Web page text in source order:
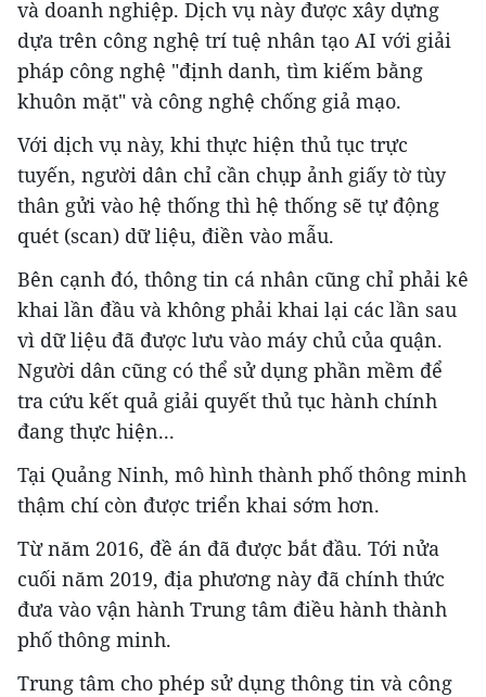
và doanh nghiệp. Dịch vụ này được xây dựng
dựa trên công nghệ trí tuệ nhân tạo AI với giải
pháp công nghệ "định danh, tìm kiếm bằng
khuôn mặt" và công nghệ chống giả mạo.
Với dịch vụ này, khi thực hiện thủ tục trực
tuyến, người dân chỉ cần chụp ảnh giấy tờ tùy
thân gửi vào hệ thống thì hệ thống sẽ tự động
quét (scan) dữ liệu, điền vào mẫu.
Bên cạnh đó, thông tin cá nhân cũng chỉ phải kê
khai lần đầu và không phải khai lại các lần sau
vì dữ liệu đã được lưu vào máy chủ của quận.
Người dân cũng có thể sử dụng phần mềm để
tra cứu kết quả giải quyết thủ tục hành chính
đang thực hiện...
Tại Quảng Ninh, mô hình thành phố thông minh
thậm chí còn được triển khai sớm hơn.
Từ năm 2016, đề án đã được bắt đầu. Tới nửa
cuối năm 2019, địa phương này đã chính thức
đưa vào vận hành Trung tâm điều hành thành
phố thông minh.
Trung tâm cho phép sử dụng thông tin và công